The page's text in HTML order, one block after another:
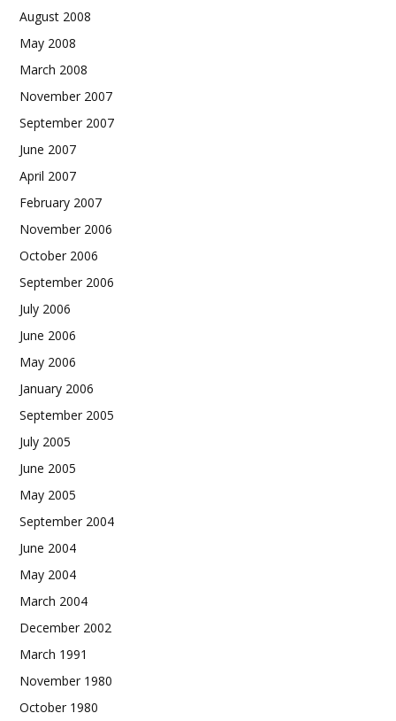
August 2008
May 2008
March 2008
November 2007
September 2007
June 2007
April 2007
February 2007
November 2006
October 2006
September 2006
July 2006
June 2006
May 2006
January 2006
September 2005
July 2005
June 2005
May 2005
September 2004
June 2004
May 2004
March 2004
December 2002
March 1991
November 1980
October 1980